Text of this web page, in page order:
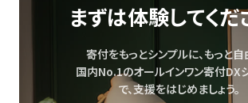
まずは体験してくだ
寄付をもっとシンプルに、もっと自
国内No.1のオールインワン寄付DX
で、支援をはじめましょう。